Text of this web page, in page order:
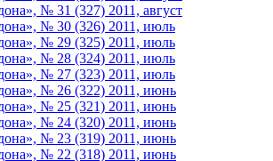
№ 31 (327) 2011, август
№ 30 (326) 2011, июль
№ 29 (325) 2011, июль
№ 28 (324) 2011, июль
№ 27 (323) 2011, июль
№ 26 (322) 2011, июнь
№ 25 (321) 2011, июнь
№ 24 (320) 2011, июнь
№ 23 (319) 2011, июнь
№ 22 (318) 2011, июнь